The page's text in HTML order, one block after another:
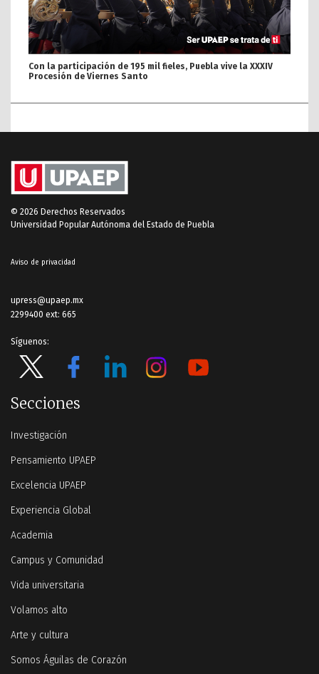
Con la participación de 195 mil fieles, Puebla vive la XXXIV
Procesión de Viernes Santo
© 2026 Derechos Reservados
Universidad Popular Autónoma del Estado de Puebla
Aviso de privacidad
upress@upaep.mx
2299400 ext: 665
Síguenos:
Secciones
Investigación
Pensamiento UPAEP
Excelencia UPAEP
Experiencia Global
Academia
Campus y Comunidad
Vida universitaria
Volamos alto
Arte y cultura
Somos Águilas de Corazón